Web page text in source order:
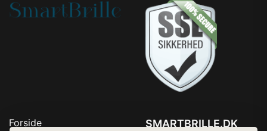
Forside
SMARTBRILLE.DK